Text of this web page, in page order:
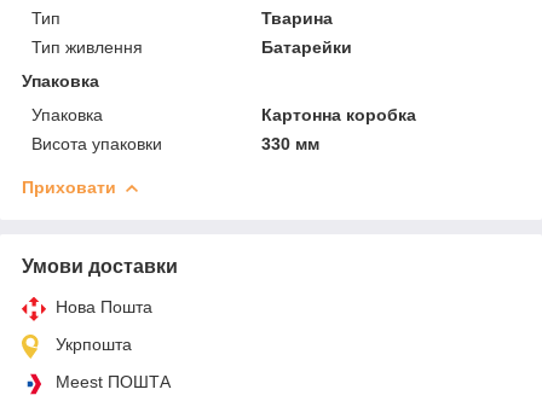
Тип
Тварина
Тип живлення
Батарейки
Упаковка
Упаковка
Картонна коробка
Висота упаковки
330 мм
Приховати
Умови доставки
Нова Пошта
Укрпошта
Meest ПОШТА